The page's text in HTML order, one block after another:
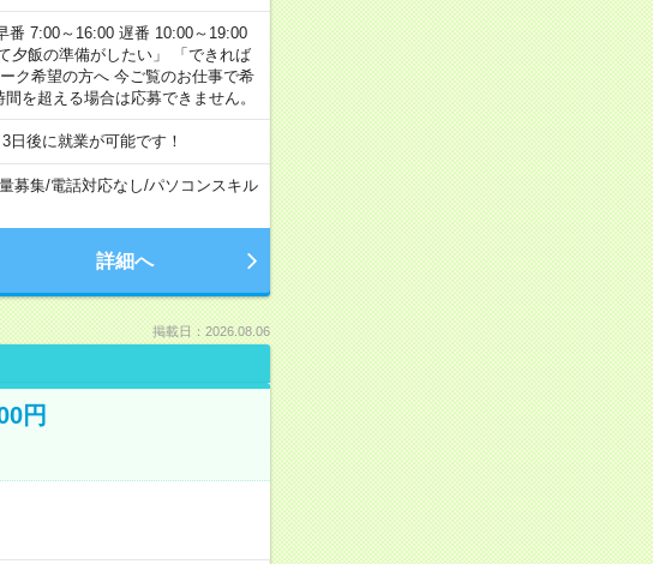
番 7:00～16:00 遅番 10:00～19:00
夕飯の準備がしたい」 「できれば
ク希望の方へ 今ご覧のお仕事で希
を超える場合は応募できません。
後に就業が可能です！
募集/電話対応なし/パソコンスキル
詳細へ
掲載日：2026.08.06
円